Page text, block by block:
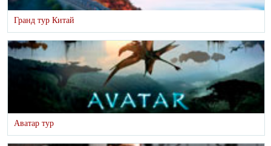
Гранд тур Китай
Аватар тур